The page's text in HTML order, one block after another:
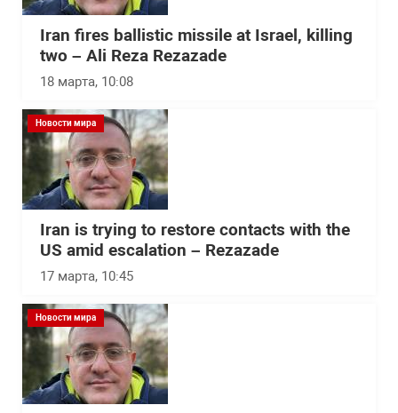
Iran fires ballistic missile at Israel, killing
two – Ali Reza Rezazade
18 марта, 10:08
Новости мира
Iran is trying to restore contacts with the
US amid escalation – Rezazade
17 марта, 10:45
Новости мира